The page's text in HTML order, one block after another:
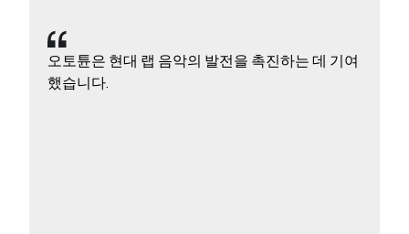
오토튠은 현대 랩 음악의 발전을 촉진하는 데 기여
했습니다.